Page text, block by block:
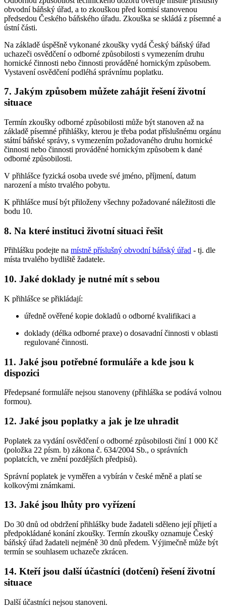
obvodní báňský úřad, a to zkouškou před komisí stanovenou
předsedou Českého báňského úřadu. Zkouška se skládá z písemné a
ústní části.
Na základě úspěšně vykonané zkoušky vydá Český báňský úřad
uchazeči osvědčení o odborné způsobilosti s vymezením druhu
hornické činnosti nebo činnosti prováděné hornickým způsobem.
Vystavení osvědčení podléhá správnímu poplatku.
7. Jakým způsobem můžete zahájit řešení životní
situace
Termín zkoušky odborné způsobilosti může být stanoven až na
základě písemné přihlášky, kterou je třeba podat příslušnému orgánu
státní báňské správy, s vymezením požadovaného druhu hornické
činnosti nebo činnosti prováděné hornickým způsobem k dané
odborné způsobilosti.
V přihlášce fyzická osoba uvede své jméno, příjmení, datum
narození a místo trvalého pobytu.
K přihlášce musí být přiloženy všechny požadované náležitosti dle
bodu 10.
8. Na které instituci životní situaci řešit
Přihlášku podejte na místně příslušný obvodní báňský úřad - tj. dle
místa trvalého bydliště žadatele.
10. Jaké doklady je nutné mít s sebou
K přihlášce se přikládají:
úředně ověřené kopie dokladů o odborné kvalifikaci a
doklady (délka odborné praxe) o dosavadní činnosti v oblasti
regulované činnosti.
11. Jaké jsou potřebné formuláře a kde jsou k
dispozici
Předepsané formuláře nejsou stanoveny (přihláška se podává volnou
formou).
12. Jaké jsou poplatky a jak je lze uhradit
Poplatek za vydání osvědčení o odborné způsobilosti činí 1 000 Kč
(položka 22 písm. b) zákona č. 634/2004 Sb., o správních
poplatcích, ve znění pozdějších předpisů).
Správní poplatek je vyměřen a vybírán v české měně a platí se
kolkovými známkami.
13. Jaké jsou lhůty pro vyřízení
Do 30 dnů od obdržení přihlášky bude žadateli sděleno její přijetí a
předpokládané konání zkoušky. Termín zkoušky oznamuje Český
báňský úřad žadateli nejméně 30 dnů předem. Výjimečně může být
termín se souhlasem uchazeče zkrácen.
14. Kteří jsou další účastníci (dotčení) řešení životní
situace
Další účastníci nejsou stanoveni.